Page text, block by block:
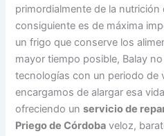
primordialmente de la nutrición
consiguiente es de máxima
un frigo que conserve los
mayor tiempo posible, Balay
tecnologías con un periodo de
encargamos de alargar esa
ofreciendo unservicio de
Priego de Córdoba veloz,